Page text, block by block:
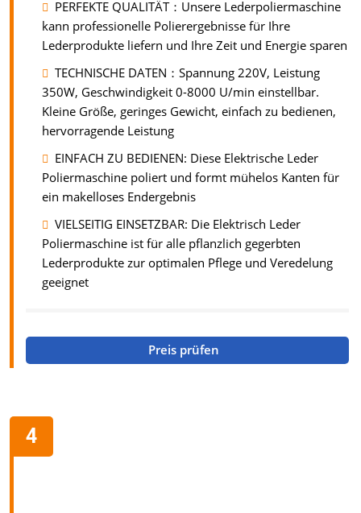
PERFEKTE QUALITÄT：Unsere Lederpoliermaschine
kann professionelle Polierergebnisse für Ihre
Lederprodukte liefern und Ihre Zeit und Energie sparen
TECHNISCHE DATEN：Spannung 220V, Leistung
350W, Geschwindigkeit 0-8000 U/min einstellbar.
Kleine Größe, geringes Gewicht, einfach zu bedienen,
hervorragende Leistung
EINFACH ZU BEDIENEN: Diese Elektrische Leder
Poliermaschine poliert und formt mühelos Kanten für
ein makelloses Endergebnis
VIELSEITIG EINSETZBAR: Die Elektrisch Leder
Poliermaschine ist für alle pflanzlich gegerbten
Lederprodukte zur optimalen Pflege und Veredelung
geeignet
Preis prüfen